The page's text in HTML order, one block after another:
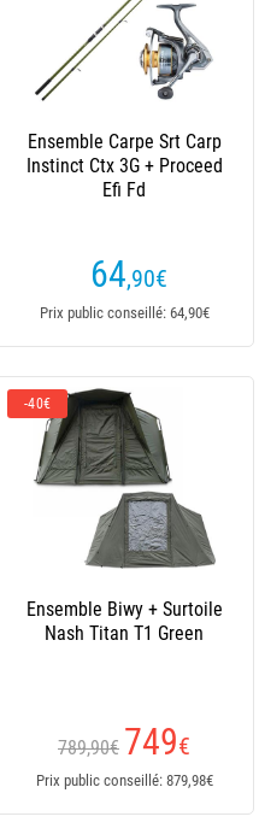
Ensemble Carpe Srt Carp
Instinct Ctx 3G + Proceed
Efi Fd
64,90€
Prix public conseillé: 64,90€
-40€
Ensemble Biwy + Surtoile
Nash Titan T1 Green
789,90€ 749€
Prix public conseillé: 879,98€